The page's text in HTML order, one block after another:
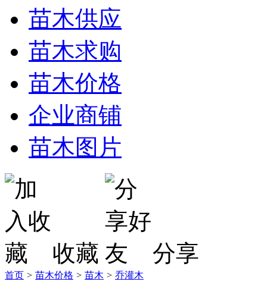
苗木供应
苗木求购
苗木价格
企业商铺
苗木图片
收藏 分享
首页 > 苗木价格 > 苗木 > 乔灌木